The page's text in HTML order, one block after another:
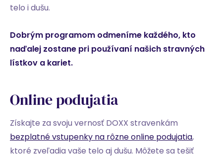
telo i dušu.
Dobrým programom odmeníme každého, kto
naďalej zostane pri používaní našich stravných
lístkov a kariet.
Online podujatia
Získajte za svoju vernosť DOXX stravenkám
bezplatné vstupenky na rôzne online podujatia,
ktoré zveľadia vaše telo aj dušu. Môžete sa tešiť